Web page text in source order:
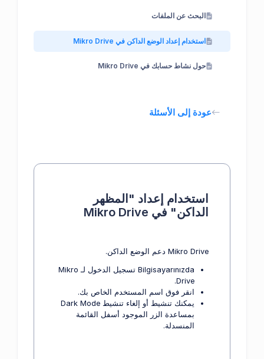
البحث عن الملفات
استخدام إعداد الوضع الداكن في Mikro Drive
حول نشاط حسابك في Mikro Drive
عودة إلى الأسئلة
استخدام إعداد "المظهر
الداكن" في Mikro Drive
Mikro Drive دعم الوضع الداكن.
Bilgisayarınızda تسجيل الدخول لـ Mikro
Drive.
انقر فوق اسم المستخدم الخاص بك.
يمكنك تنشيط أو إلغاء تنشيط Dark Mode
بمساعدة الزر الموجود أسفل القائمة
المنسدلة.